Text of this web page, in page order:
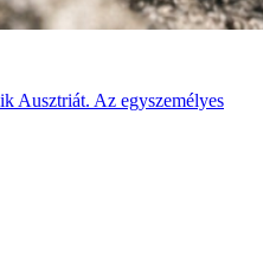
Ausztriát. Az egyszemélyes